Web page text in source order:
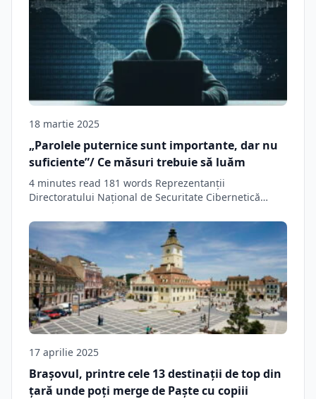
18 martie 2025
„Parolele puternice sunt importante, dar nu
suficiente”/ Ce măsuri trebuie să luăm
4 minutes read 181 words Reprezentanții
Directoratului Național de Securitate Cibernetică
17 aprilie 2025
Brașovul, printre cele 13 destinații de top din
țară unde poți merge de Paște cu copiii